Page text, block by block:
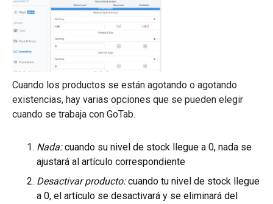
Cuando los productos se están agotando o agotando
existencias, hay varias opciones que se pueden elegir
cuando se trabaja con GoTab.
Nada:cuando su nivel de stock llegue a 0, nada se
ajustará al artículo correspondiente
Desactivar producto:cuando tu nivel de stock llegue
a 0, el artículo se desactivará y se eliminará del